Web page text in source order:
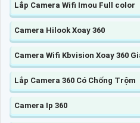
Lắp Camera Wifi Imou Full color
Camera Hilook Xoay 360
Camera Wifi Kbvision Xoay 360
Lắp Camera 360 Có Chống Trộm
Camera Ip 360